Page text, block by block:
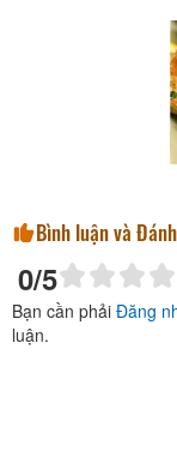
Bình luận và
0/5
Bạn cần phải Đăng
luận.